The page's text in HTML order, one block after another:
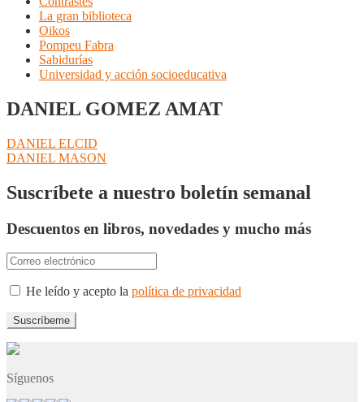
La gran biblioteca
Oikos
Pompeu Fabra
Sabidurías
Universidad y acción socioeducativa
DANIEL GOMEZ AMAT
Navegación
de
entradas
Anterior:
DANIEL ELCID
Siguiente:
DANIEL MASON
Suscríbete a nuestro boletín semanal
Descuentos en libros, novedades y mucho más
He leído y acepto la política de privacidad
Síguenos